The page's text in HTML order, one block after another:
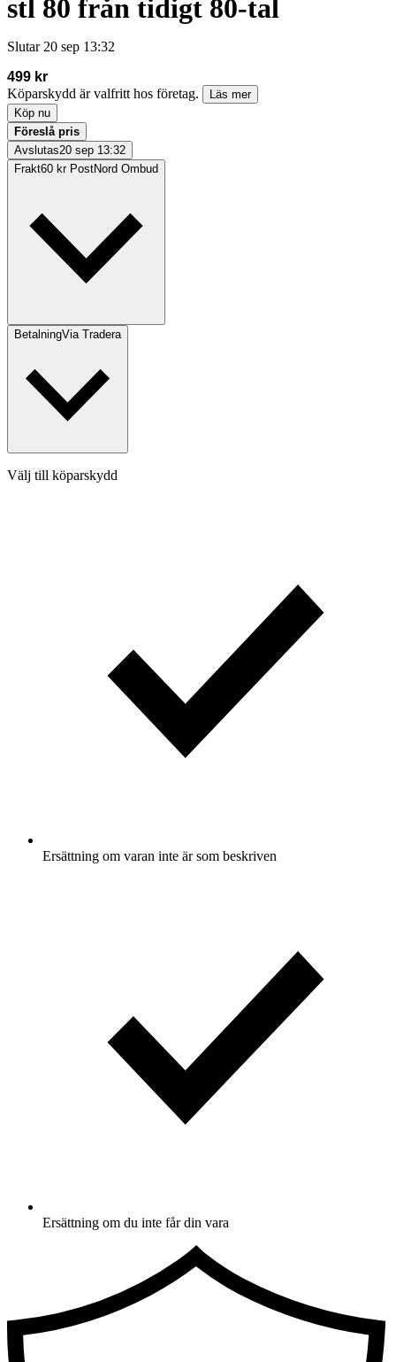
stl 80 från tidigt 80-tal
Slutar 20 sep 13:32
499 kr
Köparskydd är valfritt hos företag.
Läs mer
Köp nu
Föreslå pris
Avslutas20 sep 13:32
Frakt60 kr PostNord Ombud
BetalningVia Tradera
Välj till köparskydd
Ersättning om varan inte är som beskriven
Ersättning om du inte får din vara